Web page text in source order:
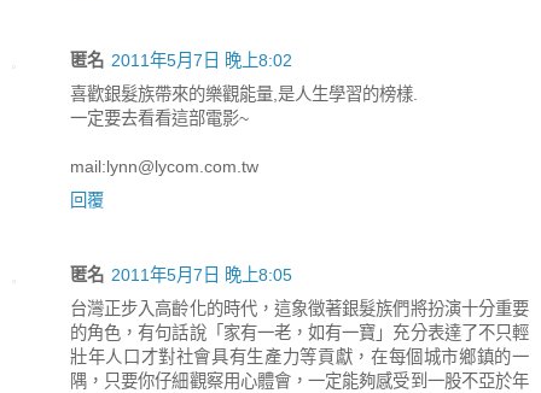
匿名 2011年5月7日 晚上8:02
喜歡銀髮族帶來的樂觀能量,是人生學習的榜樣.
一定要去看看這部電影~
mail:lynn@lycom.com.tw
回覆
匿名 2011年5月7日 晚上8:05
台灣正步入高齡化的時代，這象徵著銀髮族們將扮演十分重要
的角色，有句話說「家有一老，如有一寶」充分表達了不只輕
壯年人口才對社會具有生產力等貢獻，在每個城市鄉鎮的一
隅，只要你仔細觀察用心體會，一定能夠感受到一股不亞於年